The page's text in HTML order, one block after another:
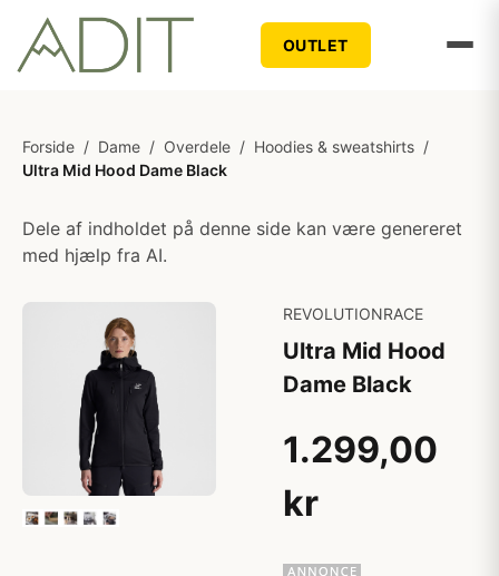
OUTLET
Forside / Dame / Overdele / Hoodies & sweatshirts /
Ultra Mid Hood Dame Black
Dele af indholdet på denne side kan være genereret
med hjælp fra AI.
REVOLUTIONRACE
Ultra Mid Hood
Dame Black
1.299,00
kr